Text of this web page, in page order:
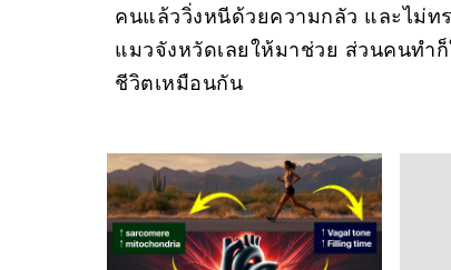
คนแล้ววิ่งหนีด้วยความกลัว และไม่ท
แมวจังหวัดเลยให้มาช่วย ส่วนคนทำ
ชีวิตเหมือนกัน